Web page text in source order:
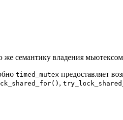
же семантику владения
timed_mutex предоставляет
,